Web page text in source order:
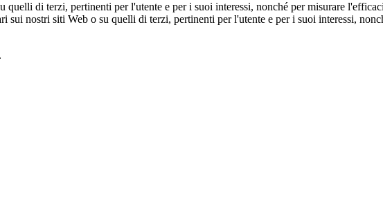
di terzi, pertinenti per l'utente e per i suoi interessi, nonché per misurare
nostri siti Web o su quelli di terzi, pertinenti per l'utente e per i suoi interessi,
.